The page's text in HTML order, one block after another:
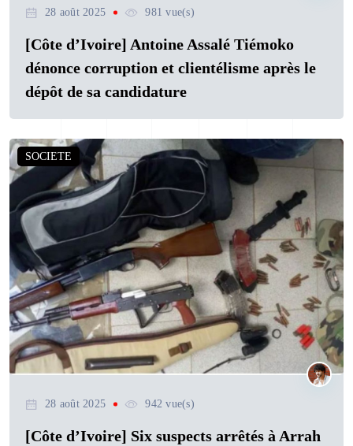
28 août 2025 981 vue(s)
[Côte d’Ivoire] Antoine Assalé Tiémoko
dénonce corruption et clientélisme après le
dépôt de sa candidature
SOCIETE
28 août 2025 942 vue(s)
[Côte d’Ivoire] Six suspects arrêtés à Arrah